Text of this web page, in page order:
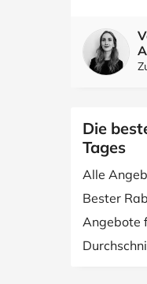
Die
Tages
Alle
Bester
Angebote